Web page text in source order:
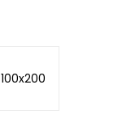
100x200